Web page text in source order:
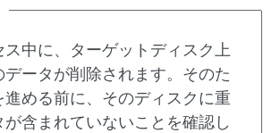
ス中に、ターゲットディスク上
データが削除されます。そのた
進める前に、そのディスクに重
含まれていないことを確認し